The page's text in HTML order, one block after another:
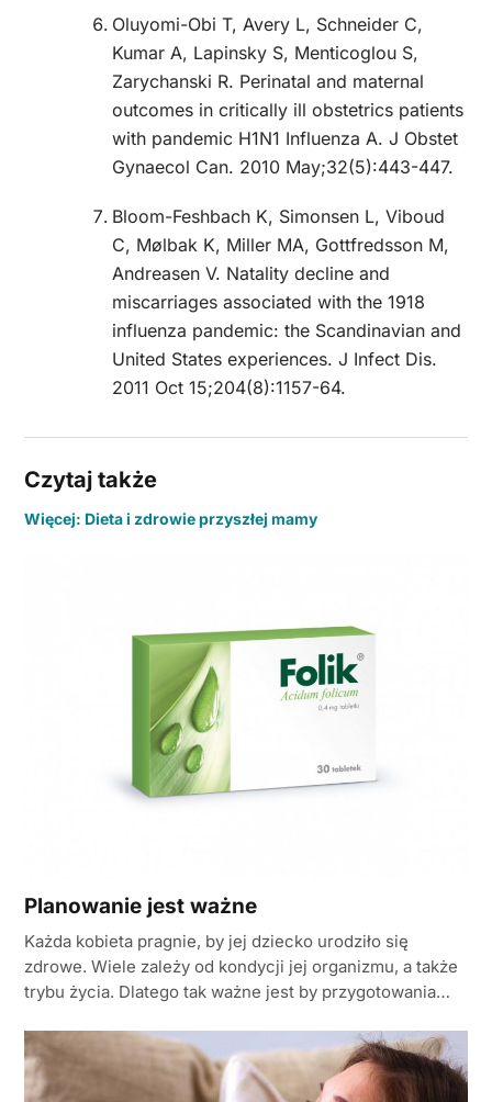
Oluyomi-Obi T, Avery L, Schneider C,
Kumar A, Lapinsky S, Menticoglou S,
Zarychanski R. Perinatal and maternal
outcomes in critically ill obstetrics patients
with pandemic H1N1 Influenza A. J Obstet
Gynaecol Can. 2010 May;32(5):443-447.
Bloom-Feshbach K, Simonsen L, Viboud
C, Mølbak K, Miller MA, Gottfredsson M,
Andreasen V. Natality decline and
miscarriages associated with the 1918
influenza pandemic: the Scandinavian and
United States experiences. J Infect Dis.
2011 Oct 15;204(8):1157-64.
Czytaj także
Więcej: Dieta i zdrowie przyszłej mamy
Planowanie jest ważne
Każda kobieta pragnie, by jej dziecko urodziło się
zdrowe. Wiele zależy od kondycji jej organizmu, a także
trybu życia. Dlatego tak ważne jest by przygotowania…